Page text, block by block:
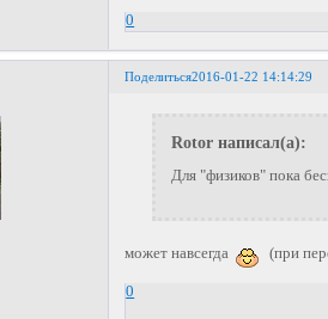
0
Поделиться2016-01-22 14:14:29
Rotor написал(а):
Для "физиков" пока
может навсегда (при
0